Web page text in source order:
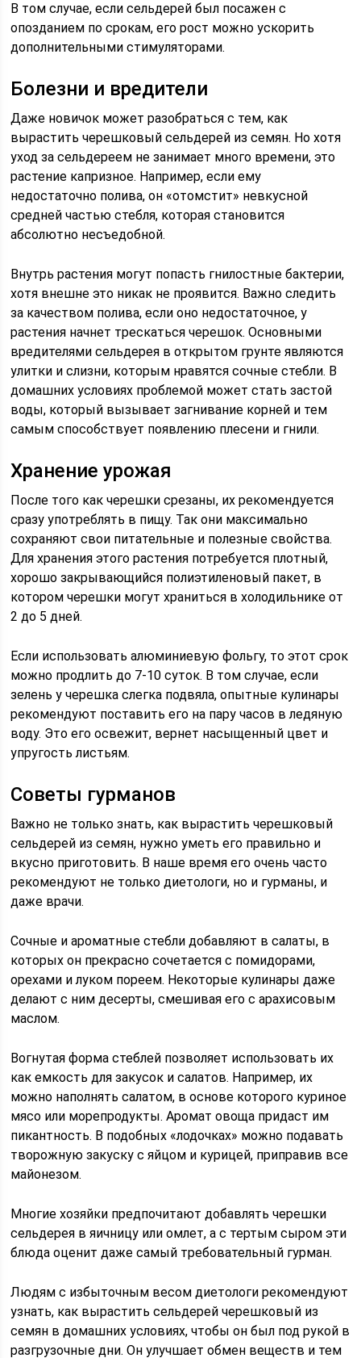
В том случае, если сельдерей был посажен с
опозданием по срокам, его рост можно ускорить
дополнительными стимуляторами.
Болезни и вредители
Даже новичок может разобраться с тем, как
вырастить черешковый сельдерей из семян. Но хотя
уход за сельдереем не занимает много времени, это
растение капризное. Например, если ему
недостаточно полива, он «отомстит» невкусной
средней частью стебля, которая становится
абсолютно несъедобной.
Внутрь растения могут попасть гнилостные бактерии,
хотя внешне это никак не проявится. Важно следить
за качеством полива, если оно недостаточное, у
растения начнет трескаться черешок. Основными
вредителями сельдерея в открытом грунте являются
улитки и слизни, которым нравятся сочные стебли. В
домашних условиях проблемой может стать застой
воды, который вызывает загнивание корней и тем
самым способствует появлению плесени и гнили.
Хранение урожая
После того как черешки срезаны, их рекомендуется
сразу употреблять в пищу. Так они максимально
сохраняют свои питательные и полезные свойства.
Для хранения этого растения потребуется плотный,
хорошо закрывающийся полиэтиленовый пакет, в
котором черешки могут храниться в холодильнике от
2 до 5 дней.
Если использовать алюминиевую фольгу, то этот срок
можно продлить до 7-10 суток. В том случае, если
зелень у черешка слегка подвяла, опытные кулинары
рекомендуют поставить его на пару часов в ледяную
воду. Это его освежит, вернет насыщенный цвет и
упругость листьям.
Советы гурманов
Важно не только знать, как вырастить черешковый
сельдерей из семян, нужно уметь его правильно и
вкусно приготовить. В наше время его очень часто
рекомендуют не только диетологи, но и гурманы, и
даже врачи.
Сочные и ароматные стебли добавляют в салаты, в
которых он прекрасно сочетается с помидорами,
орехами и луком пореем. Некоторые кулинары даже
делают с ним десерты, смешивая его с арахисовым
маслом.
Вогнутая форма стеблей позволяет использовать их
как емкость для закусок и салатов. Например, их
можно наполнять салатом, в основе которого куриное
мясо или морепродукты. Аромат овоща придаст им
пикантность. В подобных «лодочках» можно подавать
творожную закуску с яйцом и курицей, приправив все
майонезом.
Многие хозяйки предпочитают добавлять черешки
сельдерея в яичницу или омлет, а с тертым сыром эти
блюда оценит даже самый требовательный гурман.
Людям с избыточным весом диетологи рекомендуют
узнать, как вырастить сельдерей черешковый из
семян в домашних условиях, чтобы он был под рукой в
разгрузочные дни. Он улучшает обмен веществ и тем